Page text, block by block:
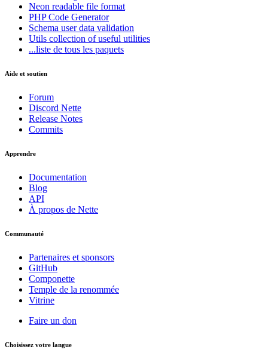
Neon readable file format
PHP Code Generator
Schema user data validation
Utils collection of useful utilities
...liste de tous les paquets
Aide et soutien
Forum
Discord Nette
Release Notes
Commits
Apprendre
Documentation
Blog
API
À propos de Nette
Communauté
Partenaires et sponsors
GitHub
Componette
Temple de la renommée
Vitrine
Faire un don
Choisissez votre langue